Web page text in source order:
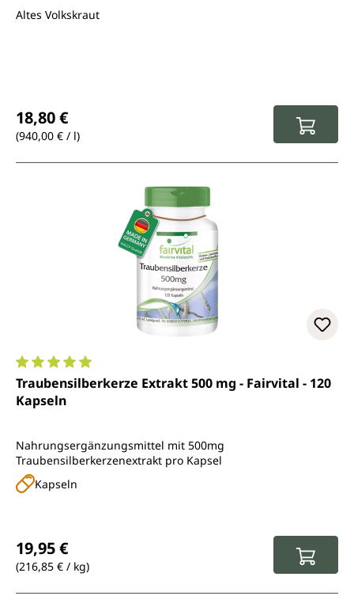
Altes Volkskraut
18,80 €
(940,00 € / l)
Durchschnittliche Bewertung von 5 von 5 Sternen
Traubensilberkerze Extrakt 500 mg - Fairvital - 120
Kapseln
Nahrungsergänzungsmittel mit 500mg
Traubensilberkerzenextrakt pro Kapsel
Kapseln
19,95 €
(216,85 € / kg)